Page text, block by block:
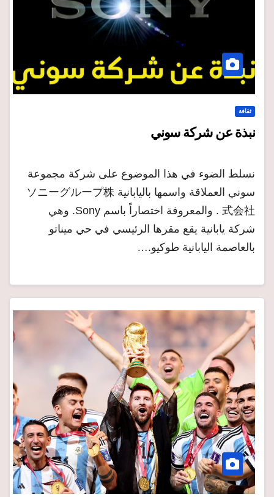
ثقافة
نبذة عن شركة سوني
نسلط الضوء في هذا الموضوع على شركة مجموعة
سوني العملاقة واسمها باليابانية ソニーグループ株
式会社 . والمعروفة اختصاراً باسم Sony. وهي
شركة يابانية يقع مقرها الرئيسي في حي ميناتو
بالعاصمة اليابانية طوكيو.…